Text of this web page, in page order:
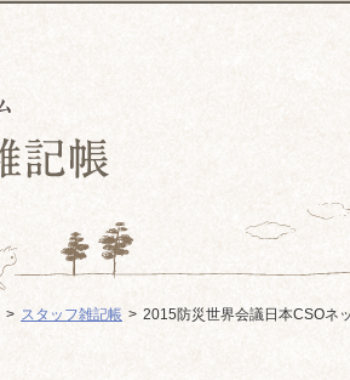
スタッフ雑記帳 2015防災世界会議日本CSOネ